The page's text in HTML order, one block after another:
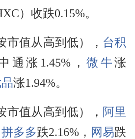
）收跌0.15%。
市值从高到低）， 台积
通涨1.45%，微牛涨
涨1.94%。
市值从高到低）， 阿里
拼多多跌2.16%， 网易跌